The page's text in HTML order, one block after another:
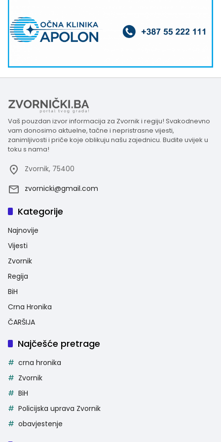
Vaš pouzdan izvor informacija za Zvornik i regiju! Svakodnevno
vam donosimo aktuelne, tačne i nepristrasne vijesti,
zanimljivosti i priče koje oblikuju našu zajednicu. Budite uvijek u
toku s nama!
Zvornik, 75400
zvornicki@gmail.com
Kategorije
Najnovije
Vijesti
Zvornik
Regija
BiH
Crna Hronika
ČARŠIJA
Najčešće pretrage
crna hronika
Zvornik
BiH
Policijska uprava Zvornik
obavjestenje